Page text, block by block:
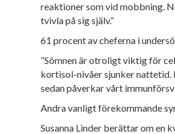
reaktioner som vid mobbning.
tvivla på sig själv.”
61 procent av cheferna i
”Sömnen är otroligt viktig för
kortisol-nivåer sjunker nattetid.
sedan påverkar vårt
Andra vanligtförekommande
Susanna Linder berättarom en